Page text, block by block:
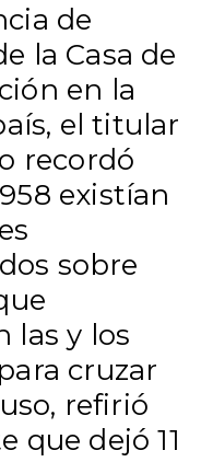
de
la Casa de
en la
el titular
recordó
existían
sobre
las y los
cruzar
refirió
que dejó 11